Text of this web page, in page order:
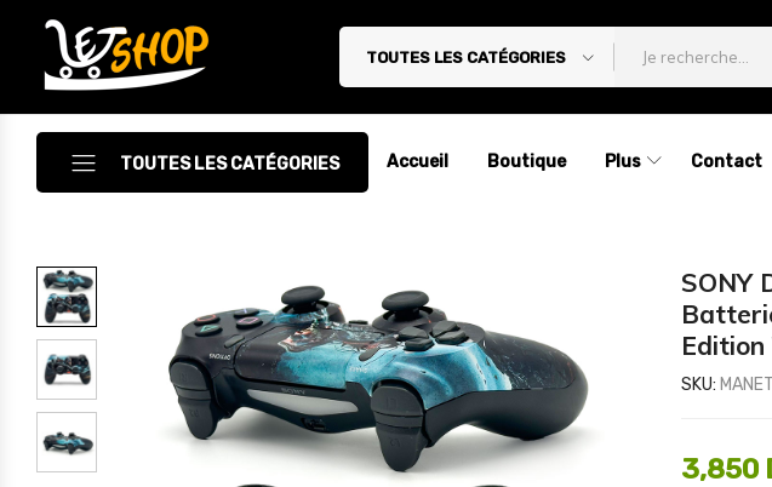
Letshop.dz
TOUTES LES CATÉGORIES
TOUTES LES CATÉGORIES
Accessoires
Accessoires Auto/Moto
Accessoires PC
Camping & Randonnée
Cuisine
Accueil Boutique Plus Contact
SONY
SKU:
3,850